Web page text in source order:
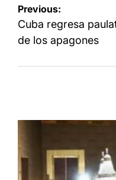
Navegación
de
entradas
Previous:
Cuba regresa
de los apagones